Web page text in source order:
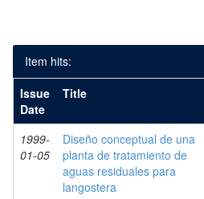
Item hits:
Issue
Date
Title
1999-
01-05
Diseño conceptual de una
planta de tratamiento de
aguas residuales para
langostera